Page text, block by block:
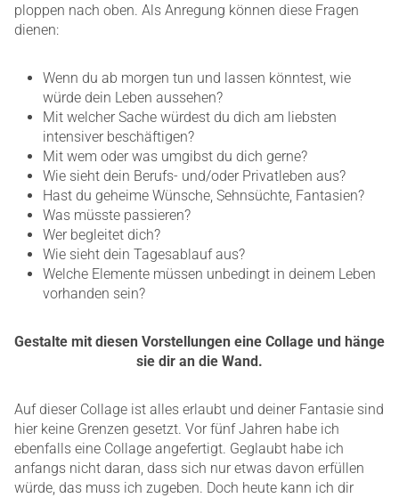
ploppen nach oben. Als Anregung können diese Fragen
dienen:
Wenn du ab morgen tun und lassen könntest, wie
würde dein Leben aussehen?
Mit welcher Sache würdest du dich am liebsten
intensiver beschäftigen?
Mit wem oder was umgibst du dich gerne?
Wie sieht dein Berufs- und/oder Privatleben aus?
Hast du geheime Wünsche, Sehnsüchte, Fantasien?
Was müsste passieren?
Wer begleitet dich?
Wie sieht dein Tagesablauf aus?
Welche Elemente müssen unbedingt in deinem Leben
vorhanden sein?
Gestalte mit diesen Vorstellungen eine Collage und hänge
sie dir an die Wand.
Auf dieser Collage ist alles erlaubt und deiner Fantasie sind
hier keine Grenzen gesetzt. Vor fünf Jahren habe ich
ebenfalls eine Collage angefertigt. Geglaubt habe ich
anfangs nicht daran, dass sich nur etwas davon erfüllen
würde, das muss ich zugeben. Doch heute kann ich dir